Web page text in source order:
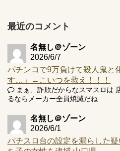
プ報告あり！弱予告...
井の軽い絆？
Powered by livedoor 相互RSS
最近のコメント
名無し＠ゾーン
2026/6/7
パチンコで9万負けて殺人鬼
す…」←こいつを救え！！！
まぁ、詐欺だからなスマスロは
るならメーカー全員焼滅だね
名無し＠ゾーン
2026/6/1
パチスロ台の設定を漏らした